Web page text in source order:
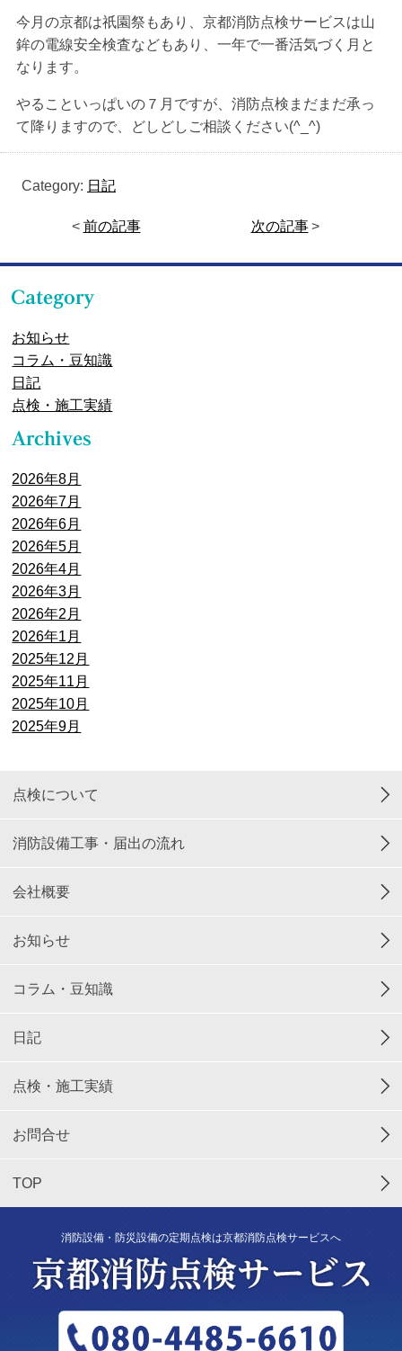
今月の京都は祇園祭もあり、京都消防点検サービスは山
鉾の電線安全検査などもあり、一年で一番活気づく月と
なります。
やることいっぱいの７月ですが、消防点検まだまだ承っ
て降りますので、どしどしご相談ください(^_^)
Category: 日記
< 前の記事 次の記事 >
お知らせ
コラム・豆知識
日記
点検・施工実績
2026年8月
2026年7月
2026年6月
2026年5月
2026年4月
2026年3月
2026年2月
2026年1月
2025年12月
2025年11月
2025年10月
2025年9月
点検について
消防設備工事・届出の流れ
会社概要
お知らせ
コラム・豆知識
日記
点検・施工実績
お問合せ
TOP
消防設備・防災設備の定期点検は京都消防点検サービスへ